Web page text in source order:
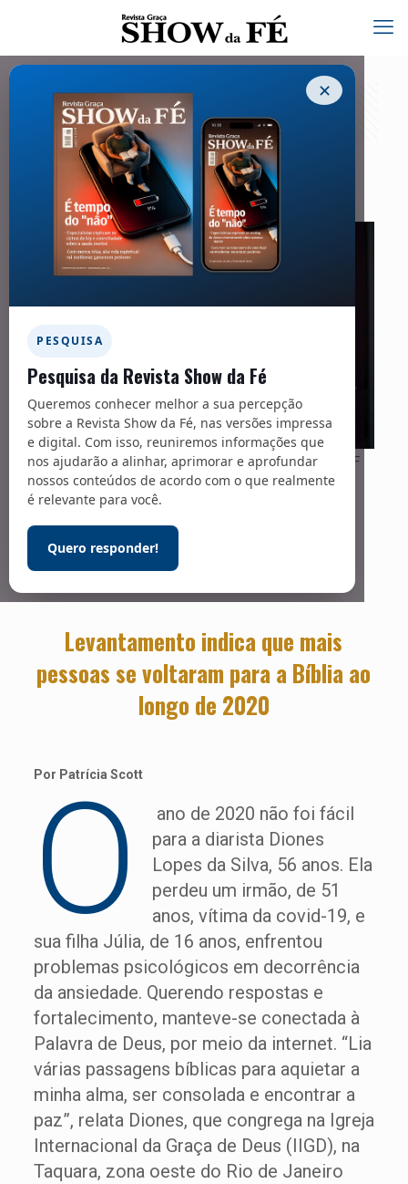
✕
PESQUISA
Pesquisa da Revista Show da Fé
Queremos conhecer melhor a sua percepção
sobre a Revista Show da Fé, nas versões impressa
e digital. Com isso, reuniremos informações que
nos ajudarão a alinhar, aprimorar e aprofundar
nossos conteúdos de acordo com o que realmente
é relevante para você.
Quero responder!
Comportamento
01/04/2021
Foto: Arte sobre fotos de Chaloempong Balpal / 123RF
Busca pela
Palavra
Levantamento indica que mais
pessoas se voltaram para a Bíblia ao
longo de 2020
Por Patrícia Scott
O
ano de 2020 não foi fácil
para a diarista Diones
Lopes da Silva, 56 anos. Ela
perdeu um irmão, de 51
anos, vítima da covid-19, e
sua filha Júlia, de 16 anos, enfrentou
problemas psicológicos em decorrência
da ansiedade. Querendo respostas e
fortalecimento, manteve-se conectada à
Palavra de Deus, por meio da internet. “Lia
várias passagens bíblicas para aquietar a
minha alma, ser consolada e encontrar a
paz”, relata Diones, que congrega na Igreja
Internacional da Graça de Deus (IIGD), na
Taquara, zona oeste do Rio de Janeiro